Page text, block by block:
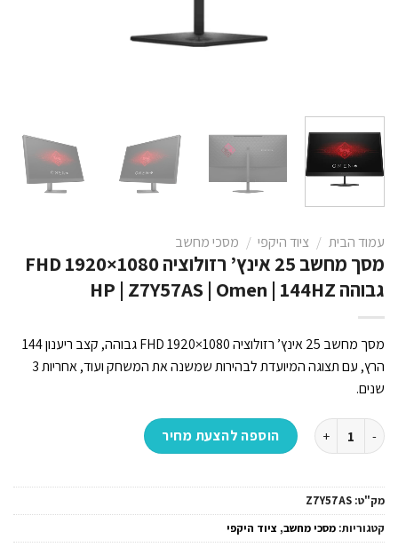
עמוד הבית / ציוד היקפי / מסכי מחשב
מסך מחשב 25 אינץ’ רזולוציה FHD 1920×1080
גבוהה HP | Z7Y57AS | Omen | 144HZ
מסך מחשב 25 אינץ’ רזולוציה FHD 1920×1080 גבוהה, קצב ריענון 144
הרץ, עם תצוגה המיועדת לבהירות שמשנה את המשחק ועוד, אחריות 3
שנים.
כמות של מסך מחשב 25 אינץ' רזולוציה FHD 1920×1080 גבוהה HP | Z7Y57AS | Omen | 144HZהוספה להצעת מחיר
מק"ט: Z7Y57AS
קטגוריות: מסכי מחשב, ציוד היקפי